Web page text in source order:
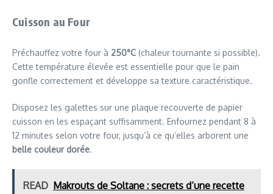
Cuisson au Four
Préchauffez votre four à 250°C (chaleur tournante si possible).
Cette température élevée est essentielle pour que le pain
gonfle correctement et développe sa texture caractéristique.
Disposez les galettes sur une plaque recouverte de papier
cuisson en les espaçant suffisamment. Enfournez pendant 8 à
12 minutes selon votre four, jusqu’à ce qu’elles arborent une
belle couleur dorée.
READ Makrouts de Soltane : secrets d’une recette